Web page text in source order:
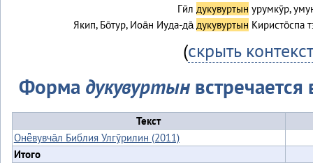
Гӣл дукувуртын урумкӯр,
Якип, Бо̄тур, Иоа̄н Иуда-да̄ дукувуртын Киристо̄спа
(скрыть контекст
Форма дукувуртын встречается
Текст
Онё̄вувча̄л Библия Улгӯрилин (2011)
Итого